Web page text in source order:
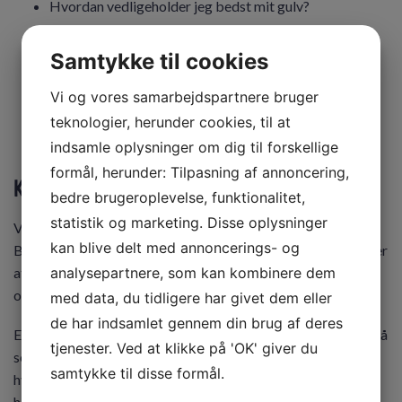
Hvordan vedligeholder jeg bedst mit gulv?
Få et uforpligtende tilbud
Kontakt os og få et gratis tilbud
Vil du gerne have professionel hjælp til din gulvafslibning
Brabrand, er GKservice et rigtig godt valg. Vi stiler altid efter
at levere gulvafslibning i højeste kvalitet uanset opgavens
omfang og tilen fast pris, hvor alle kan være med.
Er du i tvivl om, hvad du bør vælge af behandling til dit gulv så
send os en mail eller giv os et kald. Vi ser frem til at høre,
hvordan vi kan være behjælpelige med din gulvfornyelse. Vi
Samtykke til cookies
Vi og vores samarbejdspartnere bruger
teknologier, herunder cookies, til at
indsamle oplysninger om dig til forskellige
formål, herunder: Tilpasning af annoncering,
bedre brugeroplevelse, funktionalitet,
statistik og marketing. Disse oplysninger
kan blive delt med annoncerings- og
analysepartnere, som kan kombinere dem
med data, du tidligere har givet dem eller
de har indsamlet gennem din brug af deres
tjenester. Ved at klikke på 'OK' giver du
samtykke til disse formål.